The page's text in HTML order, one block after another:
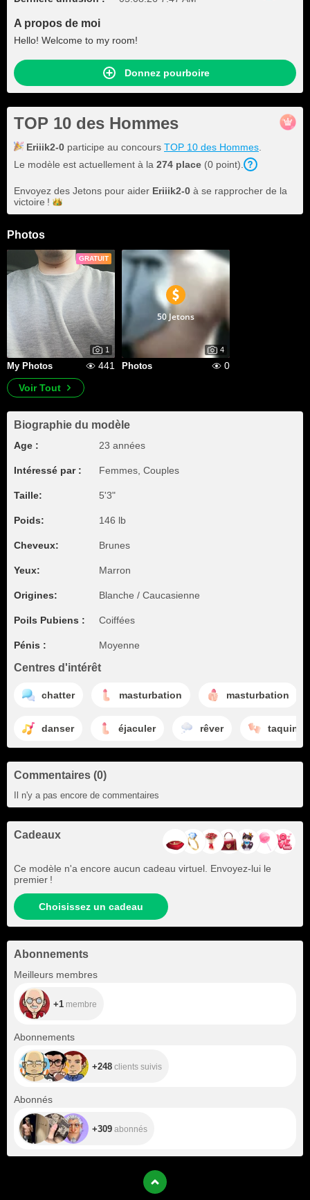
A propos de moi
Hello! Welcome to my room!
Donnez pourboire
TOP 10 des Hommes
Eriiik2-0 participe au concours TOP 10 des Hommes
Le modèle est actuellement à la 274 place (0 point).
Envoyez des Jetons pour aider Eriiik2-0 à se rapprocher de la
victoire !
Photos
GRATUIT
1
My Photos 441
50 Jetons
4
Photos
0
Voir Tout
Biographie du modèle
Age : 23 années
Intéressé par : Femmes, Couples
Taille: 5'3"
Poids: 146 lb
Cheveux: Brunes
Yeux: Marron
Origines: Blanche / Caucasienne
Poils Pubiens : Coiffées
Pénis : Moyenne
Centres d'intérêt
chatter masturbation masturbation
danser éjaculer rêver taquiner
Commentaires (0)
Il n'y a pas encore de commentaires
Cadeaux
Ce modèle n'a encore aucun cadeau virtuel. Envoyez-lui le
premier !
Choisissez un cadeau
Abonnements
Meilleurs membres
+1 membre
Abonnements
+248 clients suivis
Abonnés
+309 abonnés